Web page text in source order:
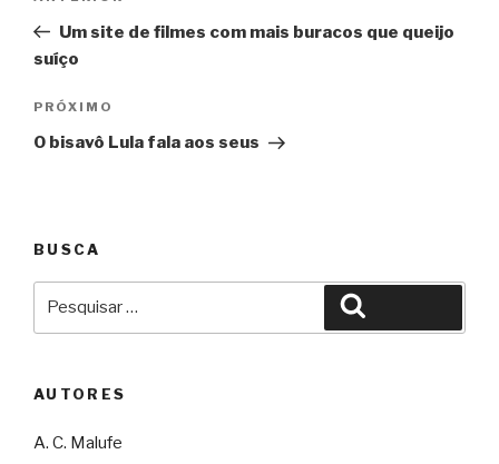
Post
Um site de filmes com mais buracos que queijo
suíço
Próximo
PRÓXIMO
O bisavô Lula fala aos seus
BUSCA
AUTORES
A. C. Malufe